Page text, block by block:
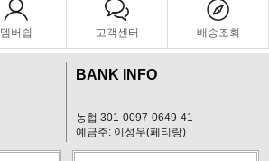
멤버쉽 고객센터 배송조회
BANK INFO
농협 301-0097-0649-41
예금주: 이성우(페티랑)